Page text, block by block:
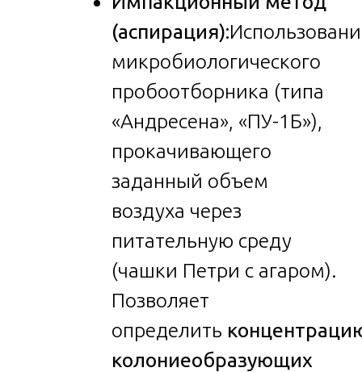
(аспирация):
микробиологического
пробоотборника (типа
«Андресена», «ПУ-1Б»),
прокачивающего
заданный объем
воздуха через
питательную среду
(чашки Петри с агаром).
Позволяет
определить
колониеобразующих